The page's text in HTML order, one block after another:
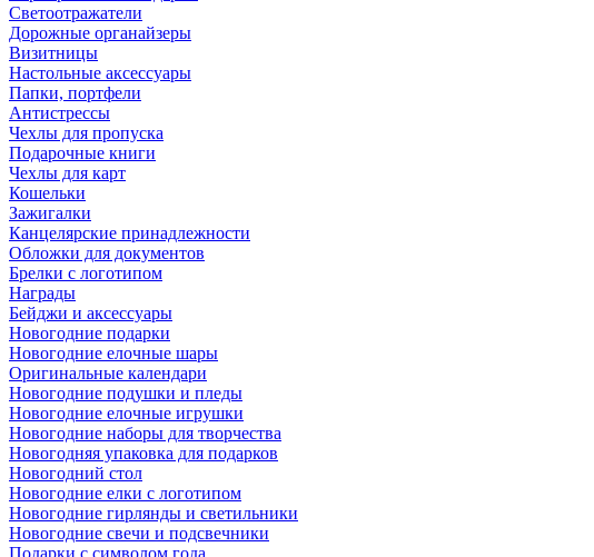
Светоотражатели
Дорожные органайзеры
Визитницы
Настольные аксессуары
Папки, портфели
Антистрессы
Чехлы для пропуска
Подарочные книги
Чехлы для карт
Кошельки
Зажигалки
Канцелярские принадлежности
Обложки для документов
Брелки с логотипом
Награды
Бейджи и аксессуары
Новогодние подарки
Новогодние елочные шары
Оригинальные календари
Новогодние подушки и пледы
Новогодние елочные игрушки
Новогодние наборы для творчества
Новогодняя упаковка для подарков
Новогодний стол
Новогодние елки с логотипом
Новогодние гирлянды и светильники
Новогодние свечи и подсвечники
Подарки с символом года